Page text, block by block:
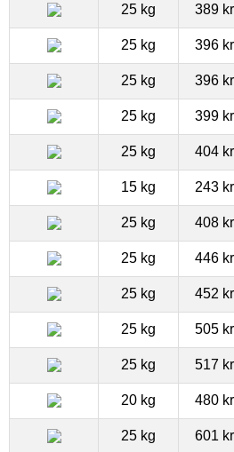
25 kg 389
25 kg 396
25 kg 396
25 kg 399
25 kg 404
15 kg 243
25 kg 408
25 kg 446
25 kg 452
25 kg 505
25 kg 517
20 kg 480
25 kg 601